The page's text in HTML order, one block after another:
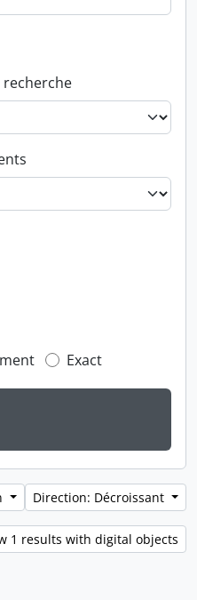
Exact
Direction: Décroissant
1 results with digital objects